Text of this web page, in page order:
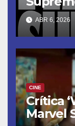
ABR 6, 2026
CINE
Crítica
Marvel